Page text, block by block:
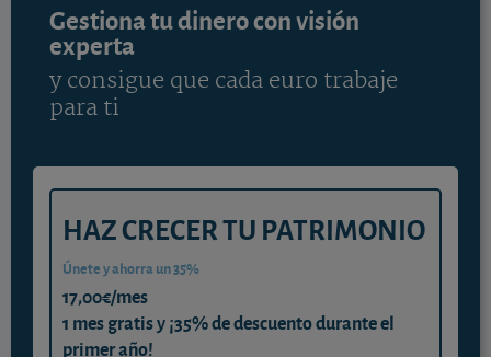
Gestiona tu dinero con visión
experta
y consigue que cada euro trabaje
para ti
HAZ CRECER TU PATRIMONIO
Únete y ahorra un 35%
17,00€/mes
1 mes gratis y ¡35% de descuento durante el
primer año!